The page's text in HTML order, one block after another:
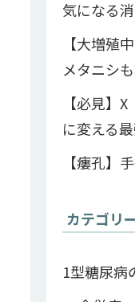
気になる
【大増殖
メタニシ
【必見】
に変える
【瘻孔】
カテゴリ
1型糖尿病